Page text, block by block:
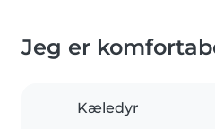
Jeg er
Kæledyr